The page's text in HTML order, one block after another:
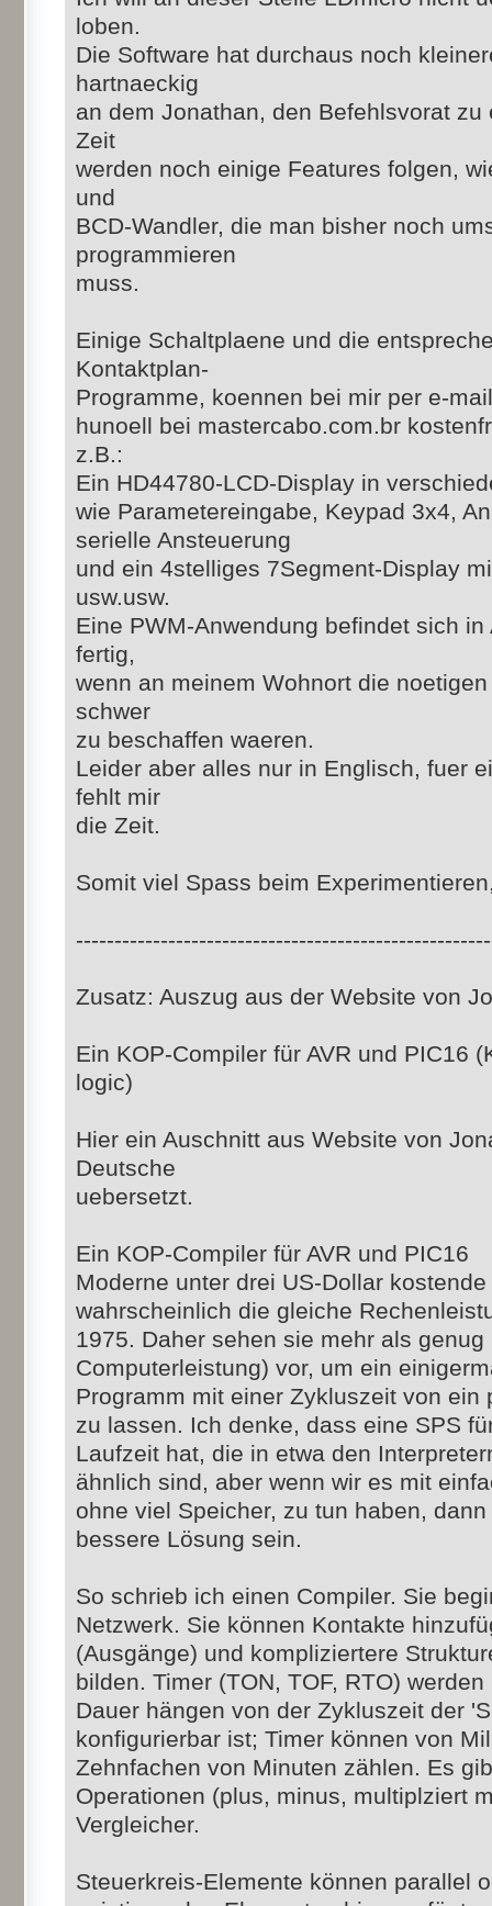
loben.
Die Software hat durchaus noch
hartnaeckig
an dem Jonathan, den Befehlsvorat
Zeit
werden noch einige Features folgen,
und
BCD-Wandler, die man bisher noch
programmieren
muss.
Einige Schaltplaene und die
Kontaktplan-
Programme, koennen bei mir per e-
hunoell bei mastercabo.com.br
z.B.:
Ein HD44780-LCD-Display in
wie Parametereingabe, Keypad 3x4,
serielle Ansteuerung
und ein 4stelliges 7Segment-Display
usw.usw.
Eine PWM-Anwendung befindet sich
fertig,
wenn an meinem Wohnort die
schwer
zu beschaffen waeren.
Leider aber alles nur in Englisch, fuer
fehlt mir
die Zeit.
Somit viel Spass beim
Zusatz: Auszug aus der Website von
Ein KOP-Compiler für AVR und PIC16
logic)
Hier ein Auschnitt aus Website von
Deutsche
uebersetzt.
Ein KOP-Compiler für AVR und PIC16
Moderne unter drei US-Dollar
wahrscheinlich die gleiche
1975. Daher sehen sie mehr als
Computerleistung) vor, um ein
Programm mit einer Zykluszeit von ein
zu lassen. Ich denke, dass eine SPS
Laufzeit hat, die in etwa den
ähnlich sind, aber wenn wir es mit
ohne viel Speicher, zu tun haben,
bessere Lösung sein.
So schrieb ich einen Compiler. Sie
Netzwerk. Sie können Kontakte
(Ausgänge) und kompliziertere
bilden. Timer (TON, TOF, RTO)
Dauer hängen von der Zykluszeit der
konfigurierbar ist; Timer können von
Zehnfachen von Minuten zählen. Es
Operationen (plus, minus, multiplziert
Vergleicher.
Steuerkreis-Elemente können parallel